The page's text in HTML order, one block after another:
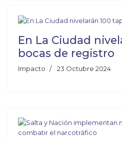
En La Ciudad
bocas de registro
Impacto 23 Octubre 2024